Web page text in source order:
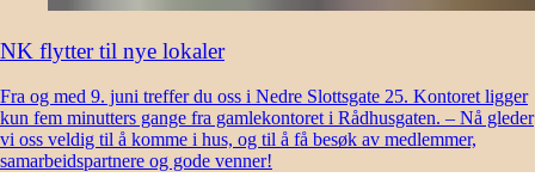
NK flytter til nye lokaler
Fra og med 9. juni treffer du oss i Nedre Slottsgate 25. Kontoret ligger
kun fem minutters gange fra gamlekontoret i Rådhusgaten. – Nå gleder
vi oss veldig til å komme i hus, og til å få besøk av medlemmer,
samarbeidspartnere og gode venner!